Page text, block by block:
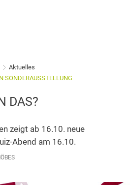
Aktuelles
SONDERAUSSTELLUNG
DAS?
zeigt ab 16.10. neue
Abend am 16.10.